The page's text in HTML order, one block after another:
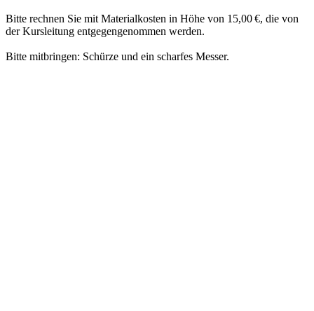
Bitte rechnen Sie mit Materialkosten in Höhe von 15,00 €, die von
der Kursleitung entgegengenommen werden.
Bitte mitbringen: Schürze und ein scharfes Messer.